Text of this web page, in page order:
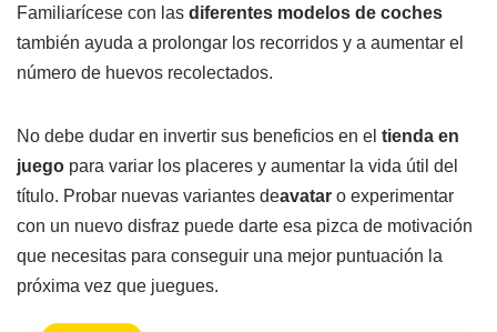
Familiarícese con las diferentes modelos de coches
también ayuda a prolongar los recorridos y a aumentar el
número de huevos recolectados.
No debe dudar en invertir sus beneficios en el tienda en
juego para variar los placeres y aumentar la vida útil del
título. Probar nuevas variantes deavatar o experimentar
con un nuevo disfraz puede darte esa pizca de motivación
que necesitas para conseguir una mejor puntuación la
próxima vez que juegues.